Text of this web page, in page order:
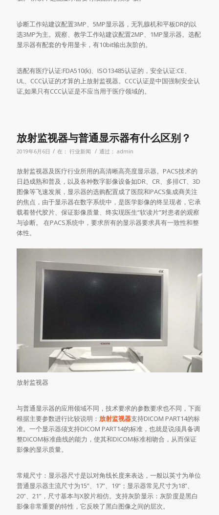
诊断工作站建议配置3MP、5MP显示器，无乳腺机和平板DR的以
选3MP为主。观察、教学工作站建议配置2MP、1MP显示器。选配
显示器有配套的专用显卡，有10bit输出灰阶的。
选配有医疗认证:FDA510(k)、ISO13485认证的，安全认证:CE、
UL、CCC认证的才算的上放射监视器。CCC认证是中国强制安全认
证,如果只有CCC认证是不应当用于医疗领域的。
放射监视器与普通显示器有什么区别？
2019年6月6日 / 在： 行业新闻 / 通过： admin
放射监视器及医疗行业所用的高清晰高亮度显示器。PACS技术的
日趋成熟和普及，以及各种数字影像设备如DR、CR、多排CT、3D
图像等飞速发展，显示器的选购配置成了医院和PACS集成商关注
的焦点，由于显示器在数字系统中，是医学影像的终呈现者，它承
载着替代胶片、保证影像质量、终实现医生“软读片”对患者的观察
与诊断。 在PACS系统中，要求所有的显示器要求具有一致性和整
体性。
放射监视器
与普通显示器的应用领域不同，技术要求的参数要求也不同，下面
根据主要参数进行比较说明： 放射监视器支持DICOM PART14的标
准。一个显示器须支持DICOM PART14的标准，也就是说须具备调
整DICOM标准曲线的能力，使其和DICOM标准相吻合，从而保证
影像的显示质量。
常规尺寸：显示器尺寸是以对角线长度来表达，一般以英寸为单位
普通显示器主流尺寸为15”、17”、19”；显示器常见尺寸为18”、
20”、21”，尺寸基本与X胶片相仿。支持灰阶显示：灰阶度是黑白
影像非常重要的特性，它反映了黑白图像之间的层次。